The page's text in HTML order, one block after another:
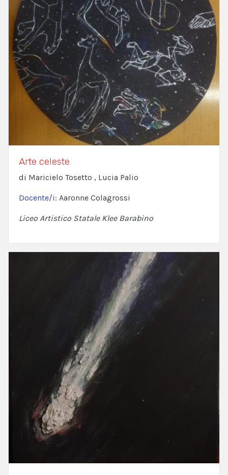
Arte celeste
di Maricielo Tosetto , Lucia Palio
Docente/i: Aaronne Colagrossi
Liceo Artistico Statale Klee Barabino